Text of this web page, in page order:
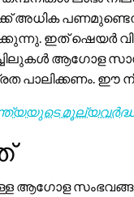
അധിക
ഇത് ഷെയർ
ആഗോള
പാലിക്കണം. ഈ
ആഗോള